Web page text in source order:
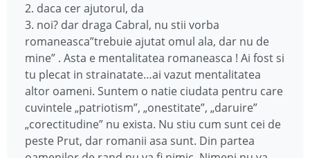
2. daca cer ajutorul, da
3. noi? dar draga Cabral, nu stii vorba
romaneasca”trebuie ajutat omul ala, dar nu de
mine” . Asta e mentalitatea romaneasca ! Ai fost si
tu plecat in strainatate…ai vazut mentalitatea
altor oameni. Suntem o natie ciudata pentru care
cuvintele „patriotism”, „onestitate”, „daruire”
„corectitudine” nu exista. Nu stiu cum sunt cei de
peste Prut, dar romanii asa sunt. Din partea